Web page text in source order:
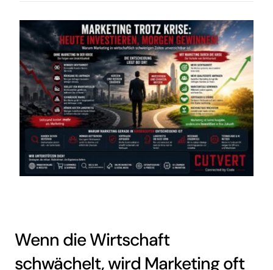
Wenn die Wirtschaft
schwächelt, wird Marketing oft